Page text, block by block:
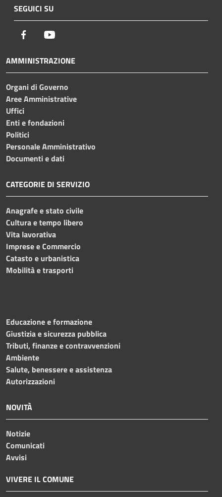
SEGUICI SU
Facebook
AMMINISTRAZIONE
Organi di Governo
Aree Amministrative
Uffici
Enti e fondazioni
Politici
Personale Amministrativo
Documenti e dati
CATEGORIE DI SERVIZIO
Anagrafe e stato civile
Cultura e tempo libero
Vita lavorativa
Imprese e Commercio
Catasto e urbanistica
Mobilità e trasporti
Educazione e formazione
Giustizia e sicurezza pubblica
Tributi, finanze e contravvenzioni
Ambiente
Salute, benessere e assistenza
Autorizzazioni
NOVITÀ
Notizie
Comunicati
Avvisi
VIVERE IL COMUNE